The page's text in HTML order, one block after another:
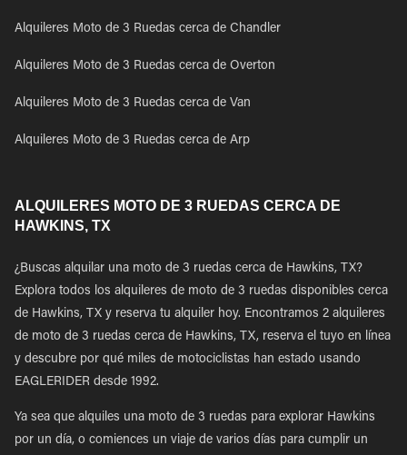
Alquileres Moto de 3 Ruedas cerca de Chandler
Alquileres Moto de 3 Ruedas cerca de Overton
Alquileres Moto de 3 Ruedas cerca de Van
Alquileres Moto de 3 Ruedas cerca de Arp
ALQUILERES MOTO DE 3 RUEDAS CERCA DE
HAWKINS, TX
¿Buscas alquilar una moto de 3 ruedas cerca de Hawkins, TX?
Explora todos los alquileres de moto de 3 ruedas disponibles cerca
de Hawkins, TX y reserva tu alquiler hoy. Encontramos 2 alquileres
de moto de 3 ruedas cerca de Hawkins, TX, reserva el tuyo en línea
y descubre por qué miles de motociclistas han estado usando
EAGLERIDER desde 1992.
Ya sea que alquiles una moto de 3 ruedas para explorar Hawkins
por un día, o comiences un viaje de varios días para cumplir un